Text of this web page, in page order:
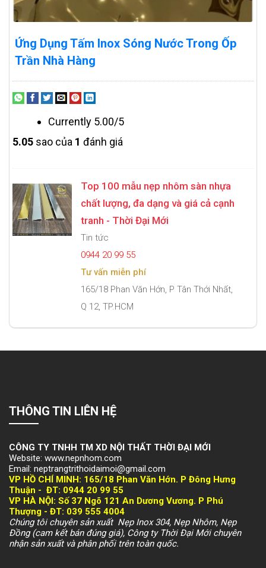
Ứng Dụng Tấm Inox Sóng Nước Trong Ốp
Trần Nhà Hàng
Currently 5.00/5
5.05 sao của 1 đánh giá
Top 100 mẫu nẹp nhôm sàn nhựa
chất lượng, đa dạng và giá cả cạnh
tranh - Thời Đại Mới
Tin tức
0944 20 99 55
Tư vấn miễn phí
165/18 Phan Văn Hớn, P Tân Thới Nhất,
Q 12, TP.HCM
THÔNG TIN LIÊN HỆ
CÔNG TY TNHH TM XD NỘI THẤT THỜI ĐẠI MỚI
Website: www.nepnhom.com
Email: neptrangtrithoidaimoi@gmail.com
VP HỒ CHÍ MINH: 165/18 Phan Văn Hớn. P Đông Hưng
Thuận - ĐT: 0944 20 99 55
VP HÀ NỘI: Số 37 Ngõ 121 An Dương Vương. P Phú
Thượng - ĐT: 039 555 4004
Chúng tôi chuyên sản xuất Nẹp Inox 304, Nẹp Nhôm, Nẹp
Đồng (cam kết bán đúng giá), Công ty Thời Đại Mới chuyên
nhận sản xuất và phân phối trên toàn quốc.